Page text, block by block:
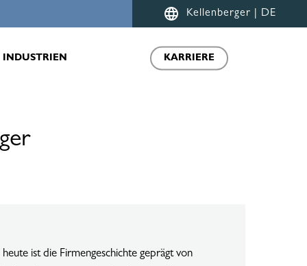
Kellenberger | DE
INDUSTRIEN KARRIERE
ist die Firmengeschichte geprägt von
Menu